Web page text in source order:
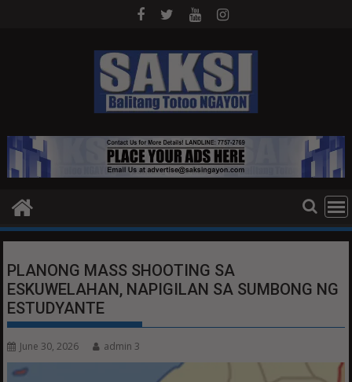
PLANONG MASS SHOOTING SA
ESKUWELAHAN, NAPIGILAN SA SUMBONG NG
ESTUDYANTE
June 30, 2026 admin 3